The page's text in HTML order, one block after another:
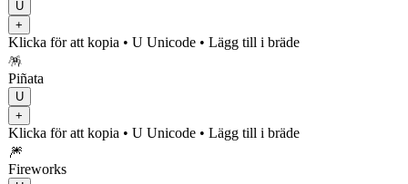
U
+
Klicka för att kopia • U Unicode • Lägg till i bräde
🪅
Piñata
U
+
Klicka för att kopia • U Unicode • Lägg till i bräde
🎆
Fireworks